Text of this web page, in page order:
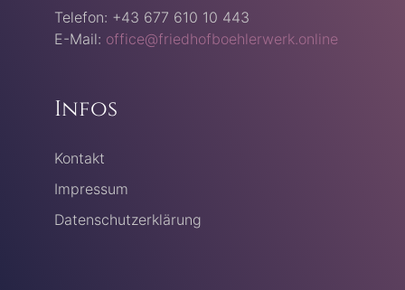
Telefon: +43 677 610 10 443
E-Mail: office@friedhofboehlerwerk.online
Infos
Kontakt
Impressum
Datenschutzerklärung